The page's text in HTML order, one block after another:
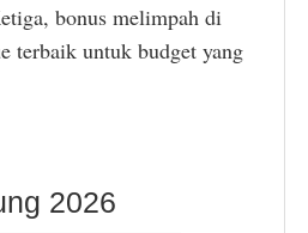
bonus melimpah di
terbaik untuk budget yang
2026